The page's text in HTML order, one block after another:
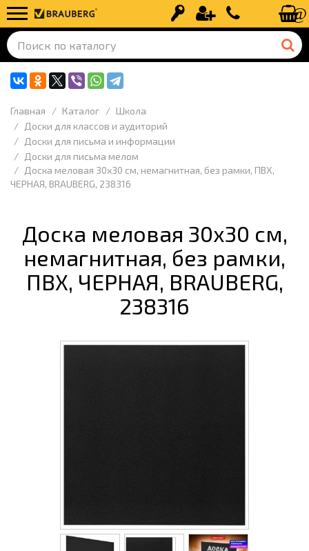
Вход Регистрация+7 (499) 110-
Главная Каталог
Школа
Доски для классов и аудиторий
Доски для письма и информации
Доски для письма мелом
Доска меловая 30х30 см, немагнитная, без рамки, ПВХ,
ЧЕРНАЯ, BRAUBERG, 238316
Доска меловая 30х30 см,
немагнитная, без рамки,
ПВХ, ЧЕРНАЯ, BRAUBERG,
238316